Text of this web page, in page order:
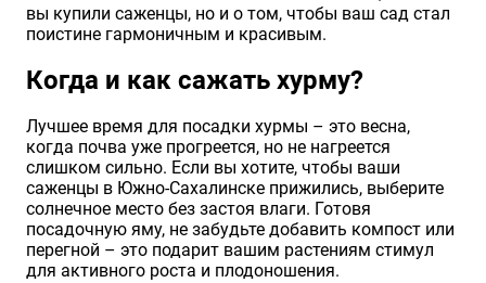
вы купили саженцы, но и о том, чтобы ваш сад стал
поистине гармоничным и красивым.
Когда и как сажать хурму?
Лучшее время для посадки хурмы – это весна,
когда почва уже прогреется, но не нагреется
слишком сильно. Если вы хотите, чтобы ваши
саженцы в Южно-Сахалинске прижились, выберите
солнечное место без застоя влаги. Готовя
посадочную яму, не забудьте добавить компост или
перегной – это подарит вашим растениям стимул
для активного роста и плодоношения.